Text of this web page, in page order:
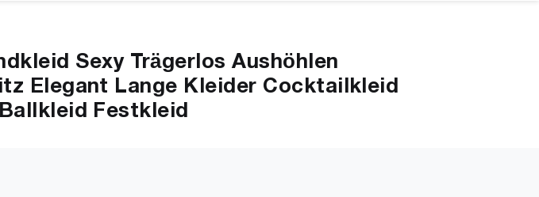
Sexy Trägerlos Aushöhlen
Elegant Lange Kleider Cocktailkleid
Festkleid